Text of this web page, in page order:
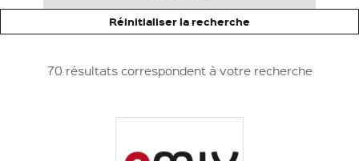
Réinitialiser la recherche
70 résultats correspondent à votre recherche